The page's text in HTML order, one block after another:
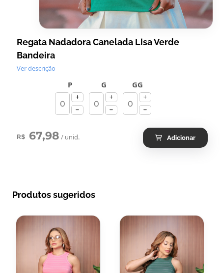
Regata Nadadora Canelada Lisa Verde
Bandeira
Ver descrição
P G GG
R$ 67,98 / unid. Adicionar
Produtos sugeridos